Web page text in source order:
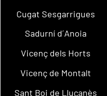
Cugat Sesgarrigues
Sadurní d´Anoia
Vicenç dels Horts
Vicenç de Montalt
Sant Boi de Lluçanès